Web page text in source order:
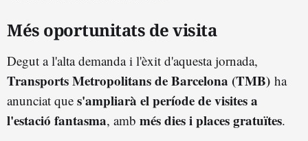
Més oportunitats de visita
Degut a l'alta demanda i l'èxit d'aquesta jornada,
Transports Metropolitans de Barcelona (TMB) ha
anunciat que s'ampliarà el període de visites a
l'estació fantasma, amb més dies i places gratuïtes.